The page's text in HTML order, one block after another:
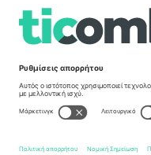
Bulgaria
Regus Sofia
Mexico
Av